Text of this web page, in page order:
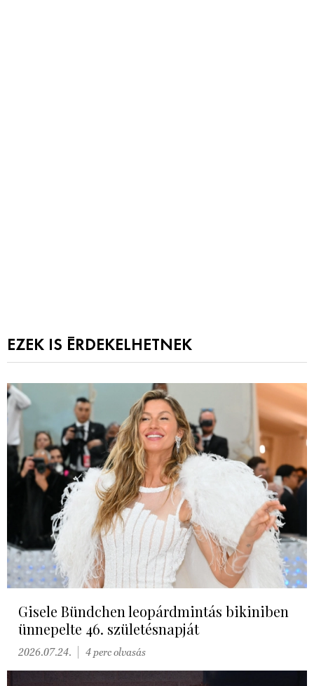
EZEK IS ÉRDEKELHETNEK
Gisele Bündchen leopárdmintás bikiniben
ünnepelte 46. születésnapját
2026.07.24. 4 perc olvasás